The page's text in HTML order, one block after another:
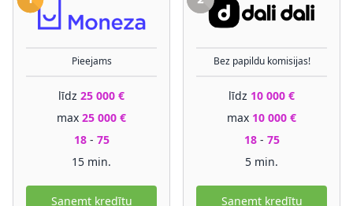
Pieejams
līdz 25 000 €
max 25 000 €
18- 75
15 min.
Saņemt kredītu
Bez papildu komisijas!
līdz 10 000 €
max 10 000 €
18- 75
5 min.
Saņemt kredītu